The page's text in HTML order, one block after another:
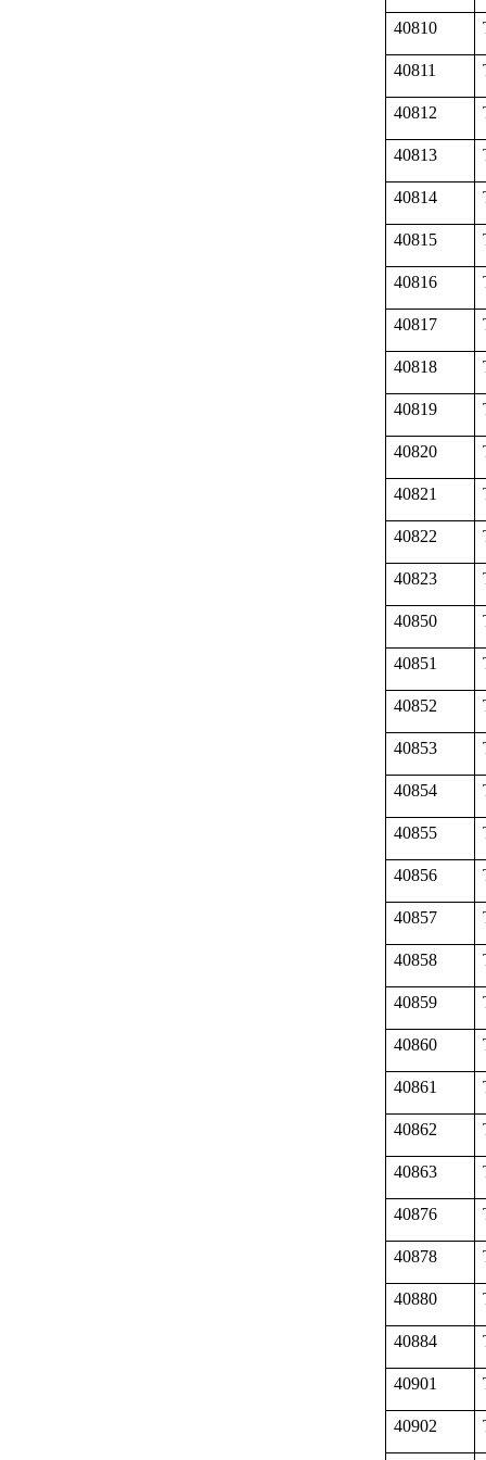
40810
40811
40812
40813
40814
40815
40816
40817
40818
40819
40820
40821
40822
40823
40850
40851
40852
40853
40854
40855
40856
40857
40858
40859
40860
40861
40862
40863
40876
40878
40880
40884
40901
40902